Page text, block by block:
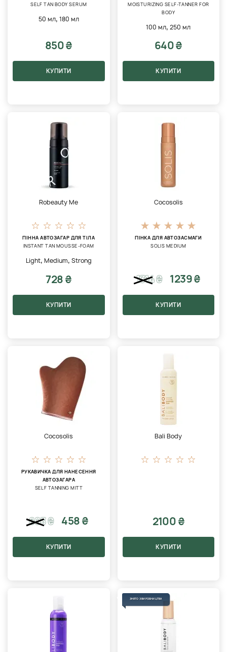
SELF TAN BODY SERUM
50 мл, 180 мл
850 ₴
КУПИТИ
MOISTURIZING SELF-TANNER FOR
BODY
100 мл,250 мл
640 ₴
КУПИТИ
Robeauty Me
ПІННА АВТОЗАГАР ДЛЯ ТІЛА
INSTANT TAN MOUSSE-FOAM
Light, Medium, Strong
728 ₴
КУПИТИ
Cocosolis
ПІНКА ДЛЯ АВТОЗАСМАГИ
SOLIS MEDIUM
1314₴ 1239 ₴
КУПИТИ
Cocosolis
РУКАВИЧКА ДЛЯ НАНЕСЕННЯ
АВТОЗАГАРА
SELF TANNING MITT
603₴ 458 ₴
КУПИТИ
Bali Body
2100 ₴
КУПИТИ
ЗНЯТО З ВИРОБНИЦТВА